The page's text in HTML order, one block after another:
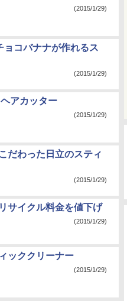
(2015/1/29)
コバナナが作れるス
(2015/1/29)
アカッター
(2015/1/29)
だわった日立のスティ
(2015/1/29)
サイクル料金を値下げ
(2015/1/29)
ッククリーナー
(2015/1/29)